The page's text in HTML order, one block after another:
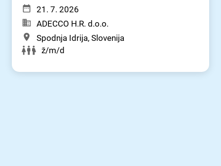
21. 7. 2026
ADECCO H.R. d.o.o.
Spodnja Idrija, Slovenija
ž/m/d